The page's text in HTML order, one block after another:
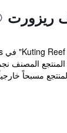
ريزورت
المصنف
مسبحاً